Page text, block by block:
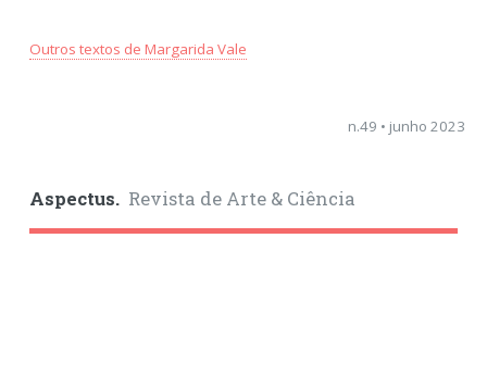
Outros textos de Margarida Vale
Aspectus. Revista de Arte & Ciência
n.49 • junho 2023